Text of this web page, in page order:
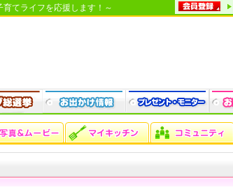
てライフを応援します！～